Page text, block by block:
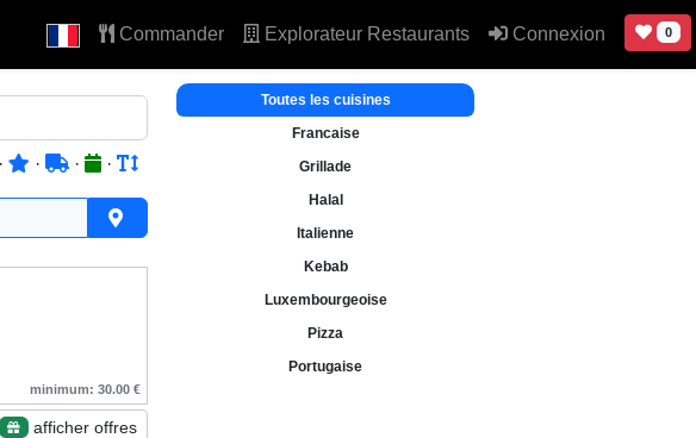
Commander Explorateur Restaurants Connexion 0
· · · ·
minimum: 30.00 €
afficher offres
Toutes les cuisines
Francaise
Grillade
Halal
Italienne
Kebab
Luxembourgeoise
Pizza
Portugaise